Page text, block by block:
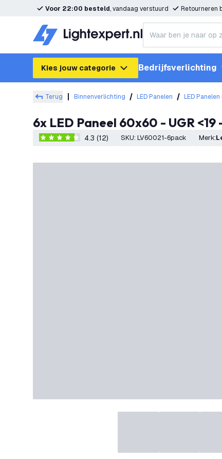
Voor 22:00 besteld, vandaag verstuurd Retourneren
Kies jouw categorie Bedrijfsverlichting
Terug Binnenverlichting LED Panelen LED
6x LED Paneel 60x60 - UGR
4.3 score sterren4.3 (12) SKU: LV60021-6pack Merk: